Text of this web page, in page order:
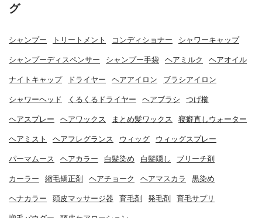
グ
シャンプー トリートメント コンディショナー シャワーキャップ
シャンプーディスペンサー シャンプー手袋 ヘアミルク ヘアオイル
ナイトキャップ ドライヤー ヘアアイロン ブラシアイロン
シャワーヘッド くるくるドライヤー ヘアブラシ つげ櫛
ヘアスプレー ヘアワックス まとめ髪ワックス 寝癖直しウォーター
ヘアミスト ヘアフレグランス ウィッグ ウィッグスプレー
パーマムース ヘアカラー 白髪染め 白髪隠し ブリーチ剤
カーラー 縮毛矯正剤 ヘアチョーク ヘアマスカラ 黒染め
ヘナカラー 頭皮マッサージ器 育毛剤 発毛剤 育毛サプリ